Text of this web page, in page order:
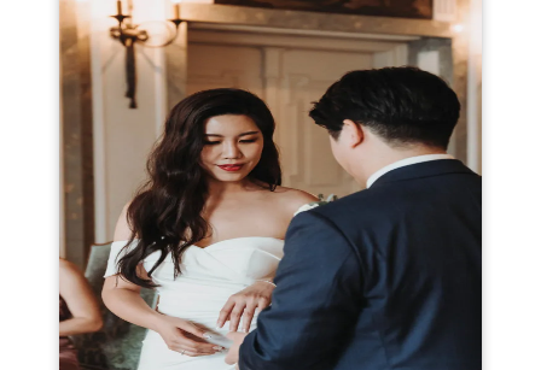
Tipps
zur
Planung
Kosten